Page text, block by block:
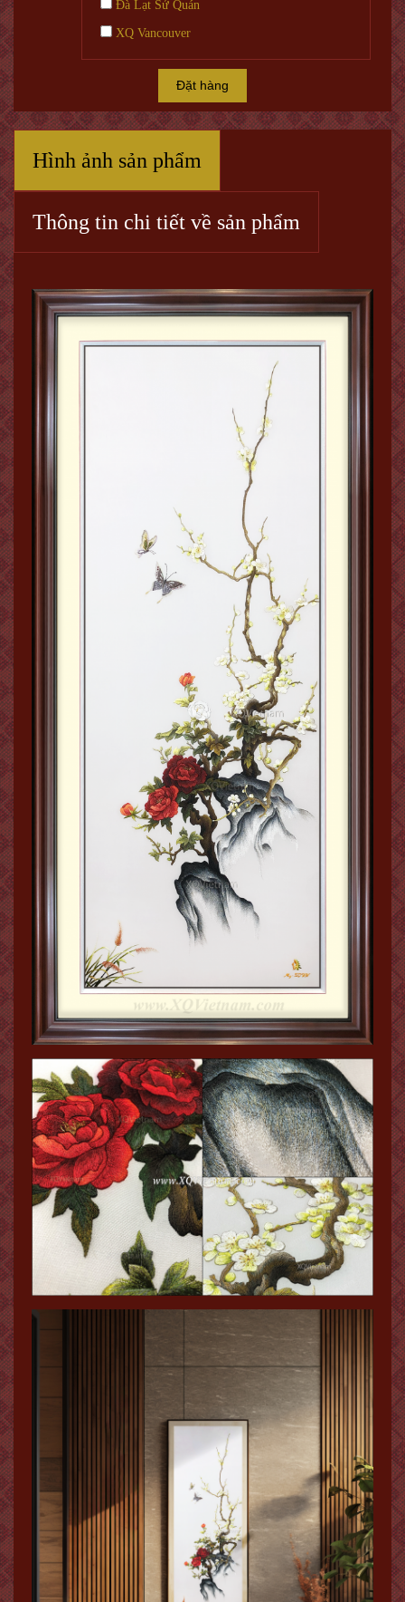
Đà Lạt Sử Quán
XQ Vancouver
Đặt hàng
Hình ảnh sản phẩm
Thông tin chi tiết về sản phẩm